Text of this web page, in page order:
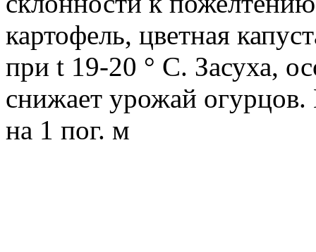
картофель, цветная
при t 19-20 ° С. Засуха,
снижает урожай
на 1 пог. м